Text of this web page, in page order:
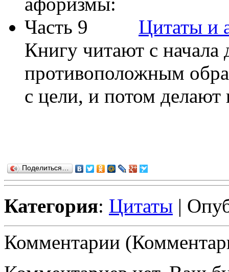
Цитаты и
Книгу читают с начала
противоположным
с цели, и потом делают
Поделиться…
Категория: Цитаты |
Комментарии